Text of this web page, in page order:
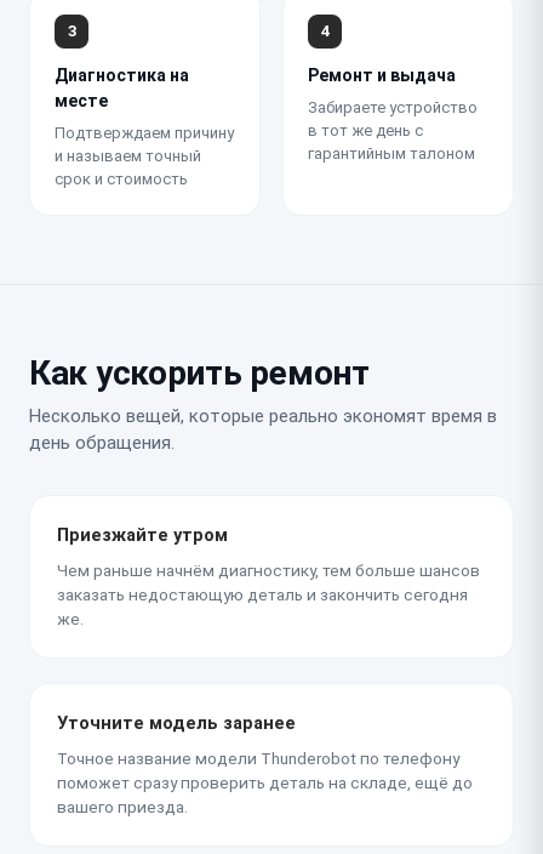
3
Диагностика на
месте
Подтверждаем причину
и называем точный
срок и стоимость
4
Ремонт и выдача
Забираете устройство
в тот же день с
гарантийным талоном
Как ускорить ремонт
Несколько вещей, которые реально экономят время в
день обращения.
Приезжайте утром
Чем раньше начнём диагностику, тем больше шансов
заказать недостающую деталь и закончить сегодня
же.
Уточните модель заранее
Точное название модели Thunderobot по телефону
поможет сразу проверить деталь на складе, ещё до
вашего приезда.